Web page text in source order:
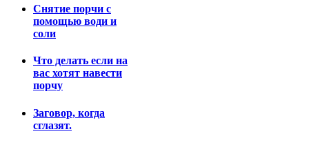
Снятие порчи с
помощью води и
соли
Что делать если на
вас хотят навести
порчу
Заговор, когда
сглазят.